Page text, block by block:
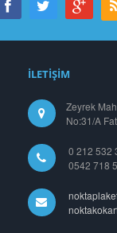
İLETİŞİM
Zeyrek
No:31/A
0 212 532
0542 718